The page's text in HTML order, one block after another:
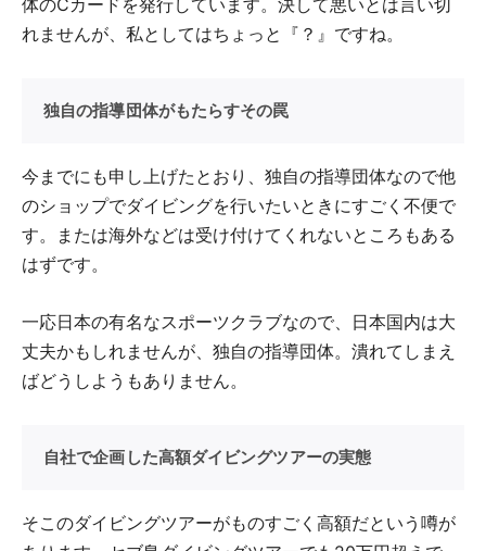
れませんが、私としてはちょっと『？』ですね。
独自の指導団体がもたらすその罠
今までにも申し上げたとおり、独自の指導団体なので他
のショップでダイビングを行いたいときにすごく不便で
す。または海外などは受け付けてくれないところもある
はずです。
一応日本の有名なスポーツクラブなので、日本国内は大
丈夫かもしれませんが、独自の指導団体。潰れてしまえ
ばどうしようもありません。
自社で企画した高額ダイビングツアーの実態
そこのダイビングツアーがものすごく高額だという噂が